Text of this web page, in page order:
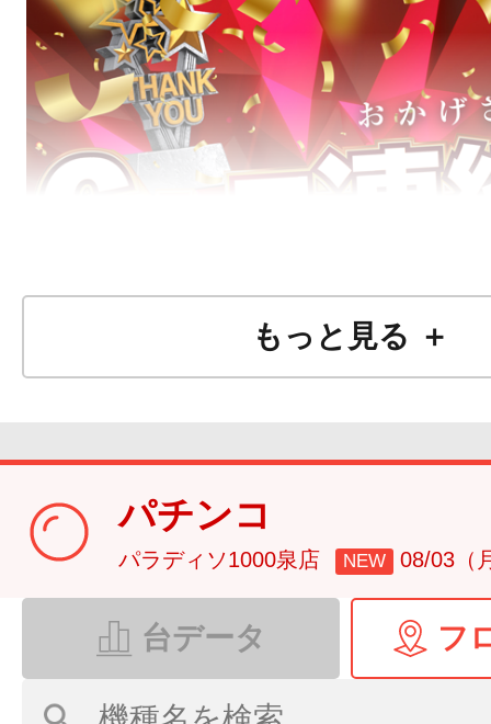
もっと見る ＋
パチンコ
パラディソ1000泉店 NEW 08/03（
台データ フ